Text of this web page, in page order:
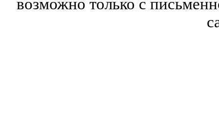
возможно только с